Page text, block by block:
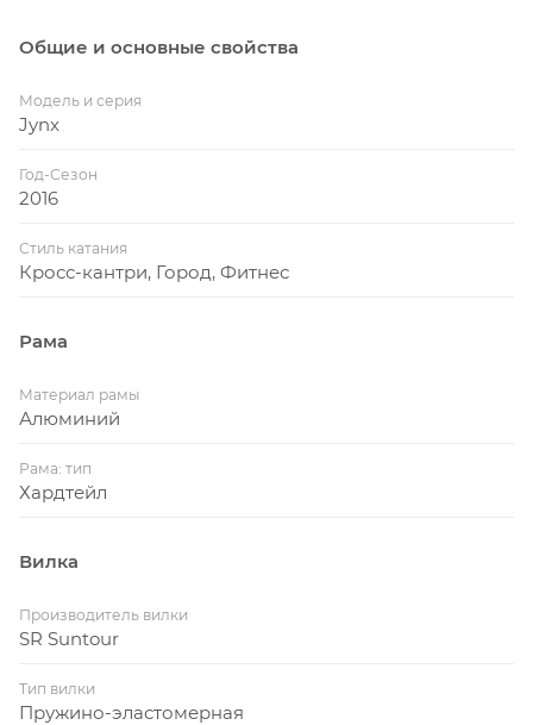
Общие и основные свойства
Модель и серия
Jynx
Год-Сезон
2016
Стиль катания
Кросс-кантри, Город, Фитнес
Рама
Материал рамы
Алюминий
Рама: тип
Хардтейл
Вилка
Производитель вилки
SR Suntour
Тип вилки
Пружино-эластомерная